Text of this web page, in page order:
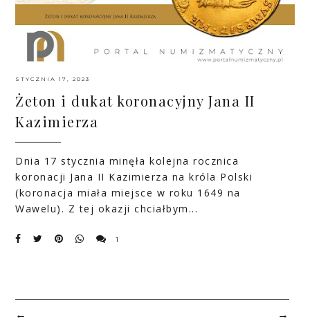
STYCZNIA 17, 2023
Żeton i dukat koronacyjny Jana II
Kazimierza
Dnia 17 stycznia minęła kolejna rocznica
koronacji Jana II Kazimierza na króla Polski
(koronacja miała miejsce w roku 1649 na
Wawelu). Z tej okazji chciałbym...
1
← →